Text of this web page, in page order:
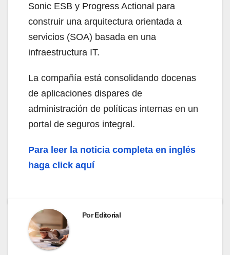
Sonic ESB y Progress Actional para
construir una arquitectura orientada a
servicios (SOA) basada en una
infraestructura IT.
La compañía está consolidando docenas
de aplicaciones dispares de
administración de políticas internas en un
portal de seguros integral.
Para leer la noticia completa en inglés
haga click aquí
PorEditorial